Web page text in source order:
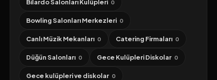
Bilardo Salonları Kulüpleri 0
Bowling Salonları Merkezleri 0
Canlı Müzik Mekanları 0 Catering Firmaları 0
Düğün Salonları 0 Gece Kulüpleri Diskolar 0
Gece kulüpleri ve diskolar 0